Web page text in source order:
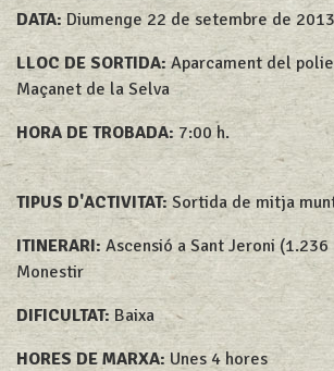
DATA: Diumenge 22 de setembre de 2013
LLOC DE SORTIDA: Aparcament del
Maçanet de la Selva
HORA DE TROBADA: 7:00 h.
TIPUS D'ACTIVITAT: Sortida de mitja
ITINERARI: Ascensió a Sant Jeroni
Monestir
DIFICULTAT: Baixa
HORES DE MARXA: Unes 4 hores